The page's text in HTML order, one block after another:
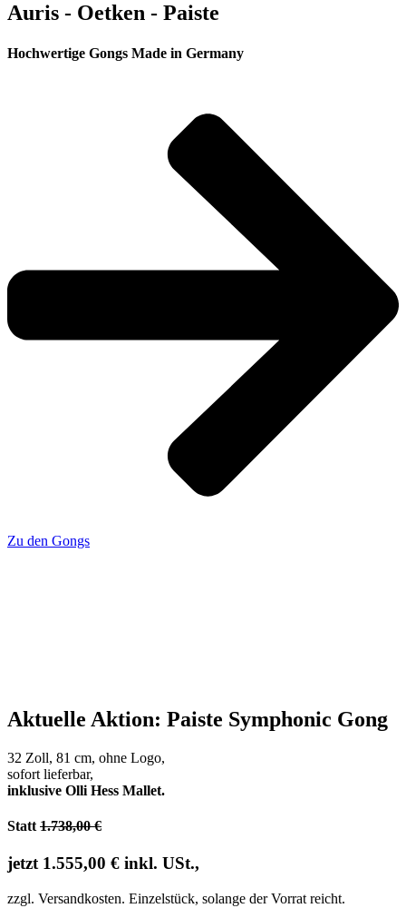
Auris - Oetken - Paiste
Hochwertige Gongs Made in Germany
Zu den Gongs
Aktuelle Aktion: Paiste Symphonic Gong
32 Zoll, 81 cm, ohne Logo,
sofort lieferbar,
inklusive Olli Hess Mallet.
Statt 1.738,00 €
jetzt 1.555,00 € inkl. USt.,
zzgl. Versandkosten. Einzelstück, solange der Vorrat reicht.